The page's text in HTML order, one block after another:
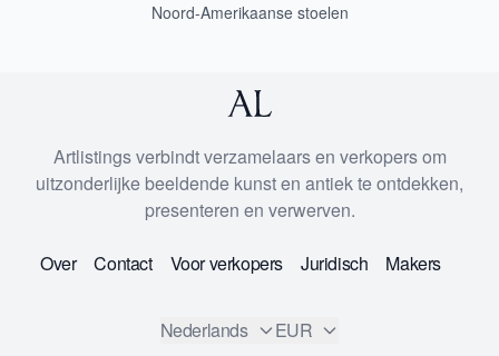
Noord-Amerikaanse stoelen
Artlistings verbindt verzamelaars en verkopers om
uitzonderlijke beeldende kunst en antiek te ontdekken,
presenteren en verwerven.
Over Contact Voor verkopers Juridisch Makers
Nederlands EUR